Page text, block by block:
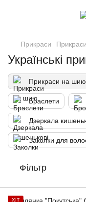
Прикраси
Українські
Прикраси на шию
Браслети
Дзеркала
Заколки для
Фільтр
ХІТ